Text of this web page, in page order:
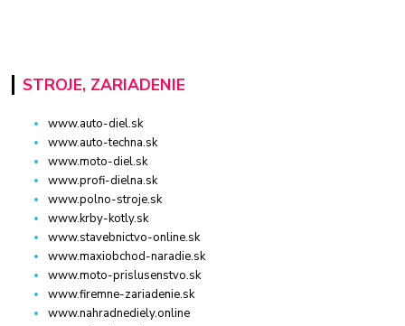
STROJE, ZARIADENIE
www.auto-diel.sk
www.auto-techna.sk
www.moto-diel.sk
www.profi-dielna.sk
www.polno-stroje.sk
www.krby-kotly.sk
www.stavebnictvo-online.sk
www.maxiobchod-naradie.sk
www.moto-prislusenstvo.sk
www.firemne-zariadenie.sk
www.nahradnediely.online